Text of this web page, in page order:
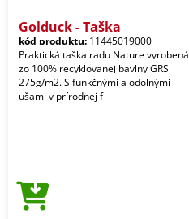
Golduck - Taška
kód produktu: 11445019000
Praktická taška radu Nature vyrobená
zo 100% recyklovanej bavlny GRS
275g/m2. S funkčnými a odolnými
ušami v prírodnej f